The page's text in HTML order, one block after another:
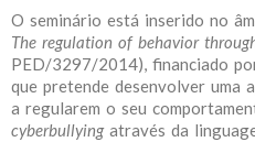
O seminário está inserido no
The regulation of behavior
PED/3297/2014), financiado
que pretende desenvolver uma
a regularem o seu
cyberbullyingatravés da